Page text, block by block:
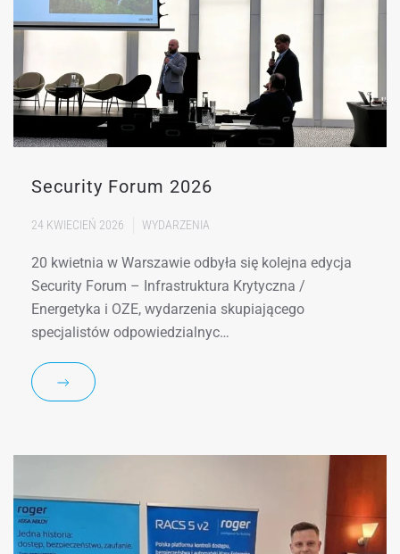
Security Forum 2026
24 KWIECIEŃ 2026 WYDARZENIA
20 kwietnia w Warszawie odbyła się kolejna edycja
Security Forum – Infrastruktura Krytyczna /
Energetyka i OZE, wydarzenia skupiającego
specjalistów odpowiedzialnyc…